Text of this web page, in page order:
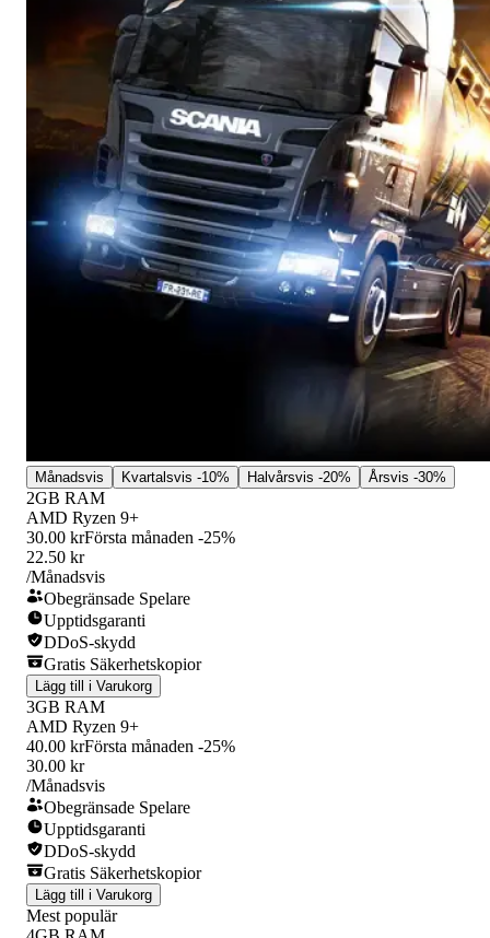
Månadsvis Kvartalsvis -10% Halvårsvis -20% Årsvis -30%
2GB RAM
AMD Ryzen 9+
30.00 krFörsta månaden -25%
22.50 kr
/Månadsvis
Obegränsade Spelare
Upptidsgaranti
DDoS-skydd
Gratis Säkerhetskopior
Lägg till i Varukorg
3GB RAM
AMD Ryzen 9+
40.00 krFörsta månaden -25%
30.00 kr
/Månadsvis
Obegränsade Spelare
Upptidsgaranti
DDoS-skydd
Gratis Säkerhetskopior
Lägg till i Varukorg
Mest populär